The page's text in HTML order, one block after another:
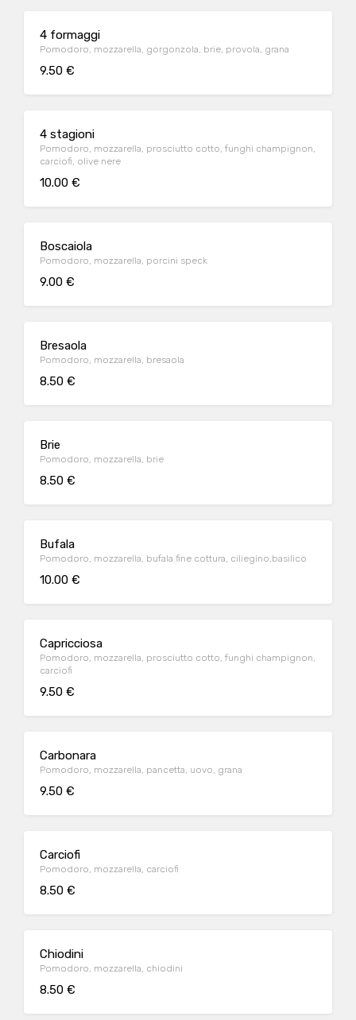
4 formaggi
Pomodoro, mozzarella, gorgonzola, brie, provola, grana
9.50 €
4 stagioni
Pomodoro, mozzarella, prosciutto cotto, funghi champignon,
carciofi, olive nere
10.00 €
Boscaiola
Pomodoro, mozzarella, porcini speck
9.00 €
Bresaola
Pomodoro, mozzarella, bresaola
8.50 €
Brie
Pomodoro, mozzarella, brie
8.50 €
Bufala
Pomodoro, mozzarella, bufala fine cottura, ciliegino,basilico
10.00 €
Capricciosa
Pomodoro, mozzarella, prosciutto cotto, funghi champignon,
carciofi
9.50 €
Carbonara
Pomodoro, mozzarella, pancetta, uovo, grana
9.50 €
Carciofi
Pomodoro, mozzarella, carciofi
8.50 €
Chiodini
Pomodoro, mozzarella, chiodini
8.50 €